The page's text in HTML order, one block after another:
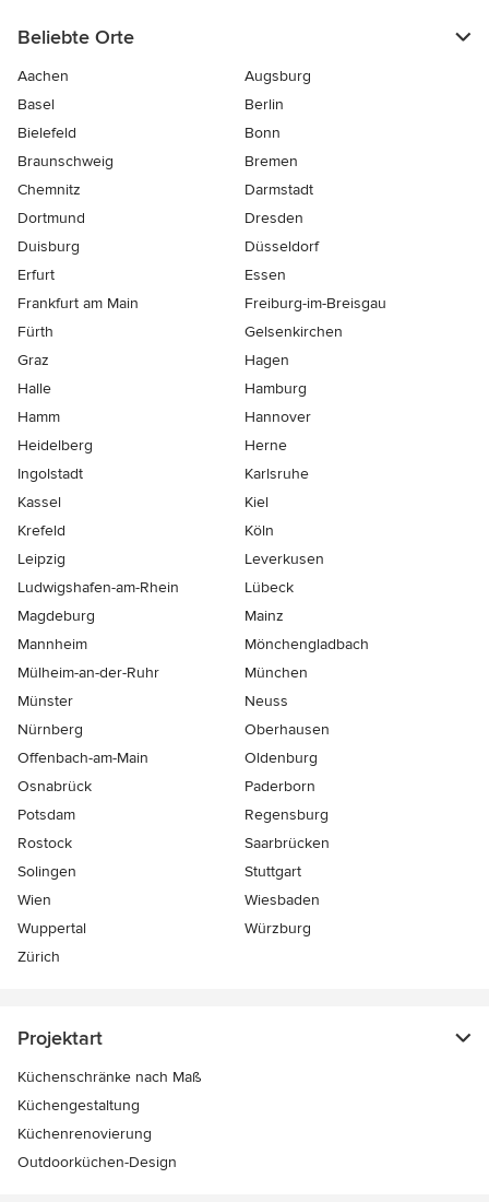
Beliebte Orte
Aachen
Augsburg
Basel
Berlin
Bielefeld
Bonn
Braunschweig
Bremen
Chemnitz
Darmstadt
Dortmund
Dresden
Duisburg
Düsseldorf
Erfurt
Essen
Frankfurt am Main
Freiburg-im-Breisgau
Fürth
Gelsenkirchen
Graz
Hagen
Halle
Hamburg
Hamm
Hannover
Heidelberg
Herne
Ingolstadt
Karlsruhe
Kassel
Kiel
Krefeld
Köln
Leipzig
Leverkusen
Ludwigshafen-am-Rhein
Lübeck
Magdeburg
Mainz
Mannheim
Mönchen­gladbach
Mülheim-an-der-Ruhr
München
Münster
Neuss
Nürnberg
Oberhausen
Offenbach-am-Main
Oldenburg
Osnabrück
Paderborn
Potsdam
Regensburg
Rostock
Saarbrücken
Solingen
Stuttgart
Wien
Wiesbaden
Wuppertal
Würzburg
Zürich
Projektart
Küchenschränke nach Maß
Küchengestaltung
Küchenrenovierung
Outdoorküchen-Design